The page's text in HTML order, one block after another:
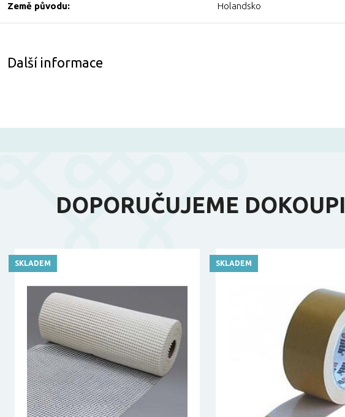
Země původu: Holandsko
Další informace
DOPORUČUJEME
SKLADEM SKLADEM